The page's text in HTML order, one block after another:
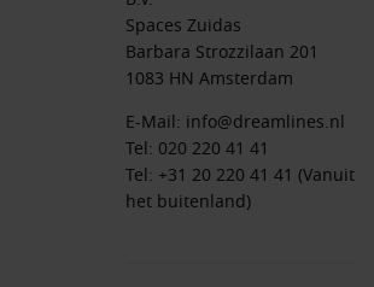
Spaces Zuidas
Barbara Strozzilaan 201
1083 HN Amsterdam
E-Mail: info@dreamlines.nl
Tel: 020 220 41 41
Tel: +31 20 220 41 41 (Vanuit
het buitenland)